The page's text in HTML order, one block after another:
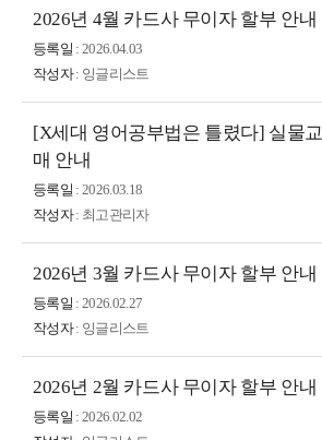
2026년 4월 카드사 무이자 할부 안내
등록일 : 2026.04.03
작성자: 잉글리스트
[X세대 영어공부법은 틀렸다] 실물
매 안내
등록일 : 2026.03.18
작성자: 최고관리자
2026년 3월 카드사 무이자 할부 안내
등록일 : 2026.02.27
작성자: 잉글리스트
2026년 2월 카드사 무이자 할부 안내
등록일 : 2026.02.02